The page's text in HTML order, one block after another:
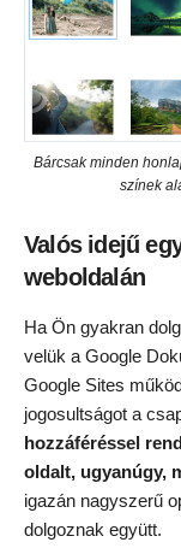
Bárcsak minden
színek
Valós idejű
weboldalán
Ha Ön gyakran
velük a Google
Google Sites
jogosultságot a
hozzáféréssel
oldalt, ugyanúgy,
igazán nagyszerű
dolgoznak együtt.